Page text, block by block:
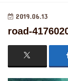
2019.06.13
road-